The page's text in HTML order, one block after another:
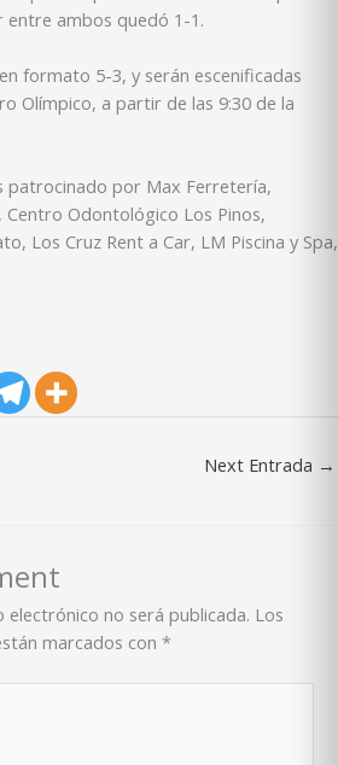
entre ambos quedó 1-1.
formato 5-3, y serán escenificadas
Olímpico, a partir de las 9:30 de la
patrocinado por Max Ferretería,
Centro Odontológico Los Pinos,
Los Cruz Rent a Car, LM Piscina y Spa,
Next Entrada →
no será publicada. Los
marcados con *